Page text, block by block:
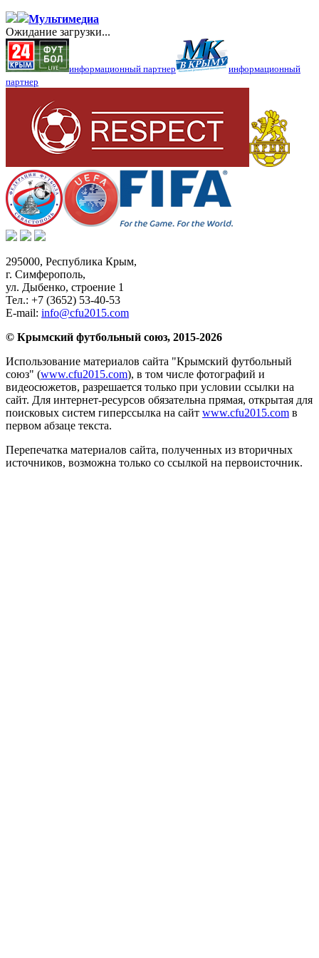
Мультимедиа
Ожидание загрузки...
информационный партнер
информационный
партнер
295000, Республика Крым,
г. Симферополь,
ул. Дыбенко, строение 1
Тел.: +7 (3652) 53-40-53
E-mail: info@cfu2015.com
© Крымский футбольный союз, 2015-2026
Использование материалов сайта "Крымский футбольный
союз" (www.cfu2015.com), в том числе фотографий и
видеосюжетов, разрешается только при условии ссылки на
сайт. Для интернет-ресурсов обязательна прямая, открытая для
поисковых систем гиперссылка на сайт www.cfu2015.com в
первом абзаце текста.
Перепечатка материалов сайта, полученных из вторичных
источников, возможна только со ссылкой на первоисточник.